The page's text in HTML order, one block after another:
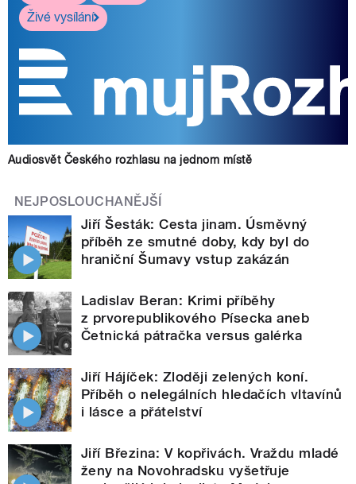
Živé vysílání
Audiosvět Českého rozhlasu na jednom místě
NEJPOSLOUCHANĚJŠÍ
Jiří Šesták: Cesta jinam. Úsměvný
příběh ze smutné doby, kdy byl do
hraniční Šumavy vstup zakázán
Ladislav Beran: Krimi příběhy
z prvorepublikového Písecka aneb
Četnická pátračka versus galérka
Jiří Hájíček: Zloději zelených koní.
Příběh o nelegálních hledačích vltavínů
i lásce a přátelství
Jiří Březina: V kopřivách. Vraždu mladé
ženy na Novohradsku vyšetřuje